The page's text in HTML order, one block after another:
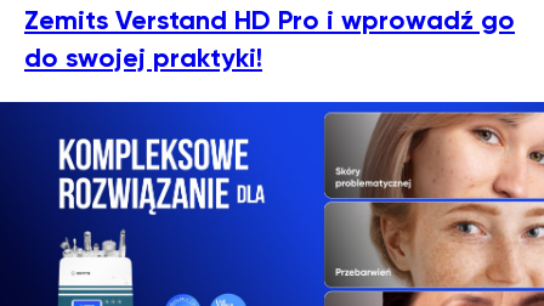
Zemits Verstand HD Pro i wprowadź go
do swojej praktyki!